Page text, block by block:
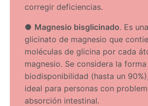
corregir deficiencias.
● Magnesio bisglicinado. Es
glicinato de magnesio que
moléculas de glicina por cada
magnesio. Se considera la
biodisponibilidad (hasta un
ideal para personas con
absorción intestinal.